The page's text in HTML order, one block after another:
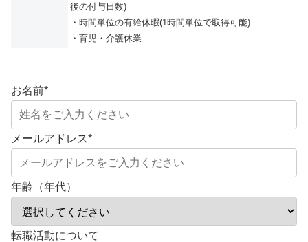
後の付与日数)
・時間単位の有給休暇(1時間単位で取得可能)
・育児・介護休業
お名前*
メールアドレス*
年齢（年代）
転職活動について